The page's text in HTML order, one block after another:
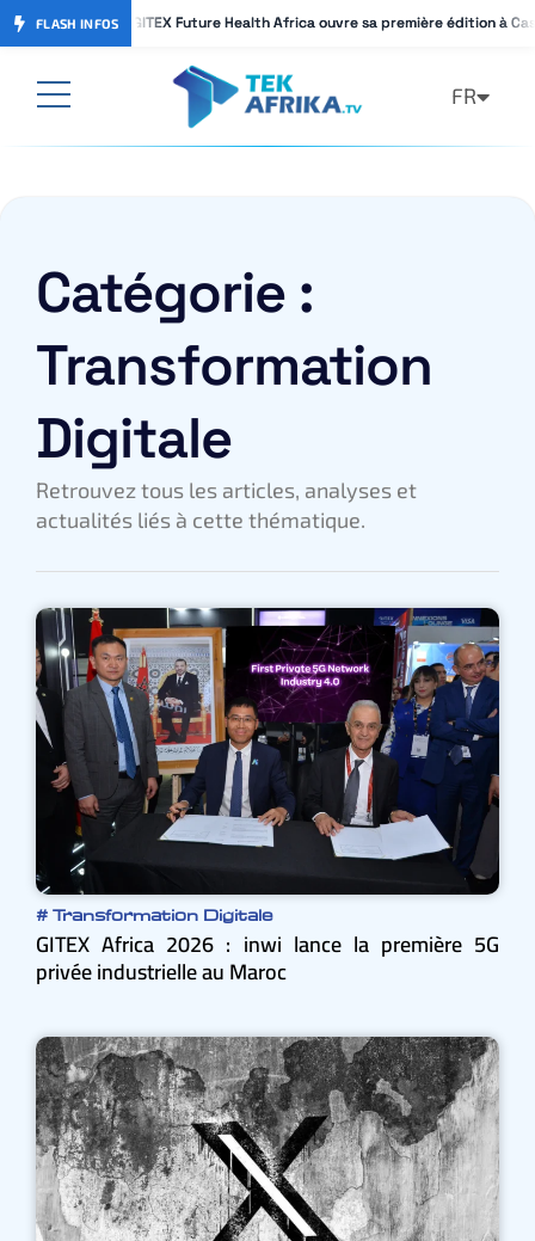
FLASH INFOS GITEX Future Health Africa ouvre sa première édition à
GITEX Future Health Africa ouvre sa première édition à
FR
AR
Catégorie :
Transformation
Digitale
Retrouvez tous les articles, analyses et
actualités liés à cette thématique.
# Transformation Digitale
GITEX Africa 2026 : inwi lance la première 5G
privée industrielle au Maroc